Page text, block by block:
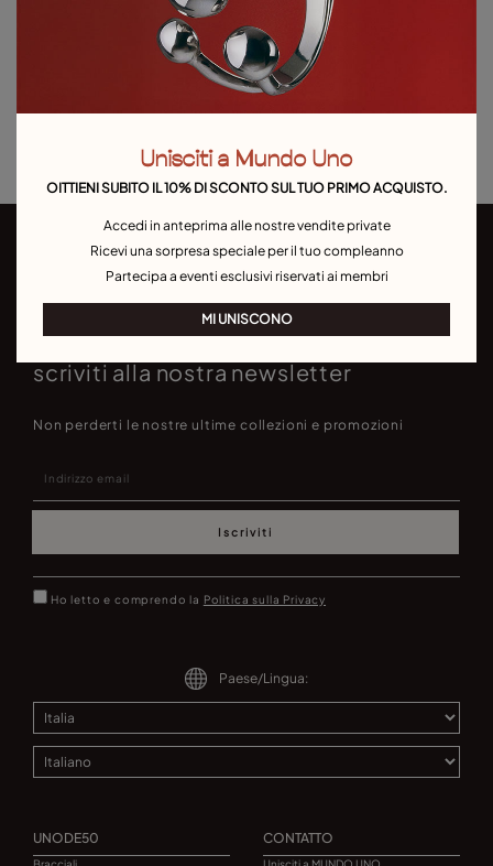
Dettagli del prodotto
Guida alle taglie e ai vestibilità
scriviti alla nostra newsletter
Non perderti le nostre ultime collezioni e promozioni
Iscriviti
Ho letto e comprendo la Politica sulla Privacy
Paese/Lingua:
UNODE50 CONTATTO
Unisciti a Mundo Uno
OITTIENI SUBITO IL 10% DI SCONTO SUL TUO PRIMO ACQUISTO.
Accedi in anteprima alle nostre vendite private
Ricevi una sorpresa speciale per il tuo compleanno
Partecipa a eventi esclusivi riservati ai membri
MI UNISCONO